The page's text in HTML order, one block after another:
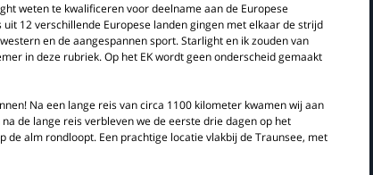
weten te kwalificeren voor deelname aan de Europese
12 verschillende Europese landen gingen met elkaar de strijd
en de aangespannen sport. Starlight en ik zouden van
in deze rubriek. Op het EK wordt geen onderscheid gemaakt
Na een lange reis van circa 1100 kilometer kwamen wij aan
de lange reis verbleven we de eerste drie dagen op het
alm rondloopt. Een prachtige locatie vlakbij de Traunsee, met